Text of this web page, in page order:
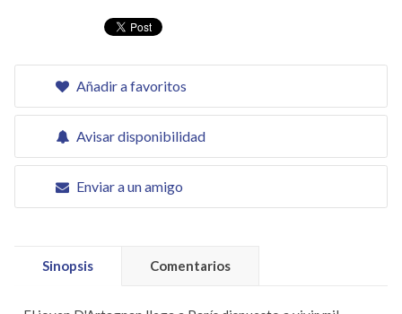
Añadir a favoritos
Avisar disponibilidad
Enviar a un amigo
Sinopsis Comentarios